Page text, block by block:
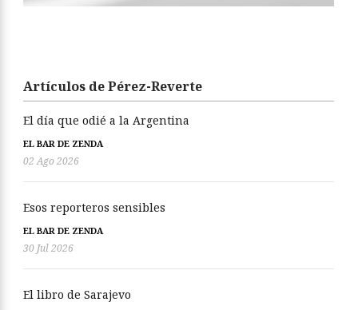
Artículos de Pérez-Reverte
El día que odié a la Argentina
EL BAR DE ZENDA
02 Ago 2026
Esos reporteros sensibles
EL BAR DE ZENDA
30 Jul 2026
El libro de Sarajevo